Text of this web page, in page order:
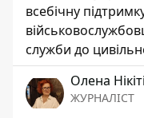
всебічну
служби до
Олена
ЖУРНАЛІСТ